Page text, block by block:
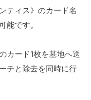
ティス》のカード名
能です。
カード1枚を墓地へ送
チと除去を同時に行